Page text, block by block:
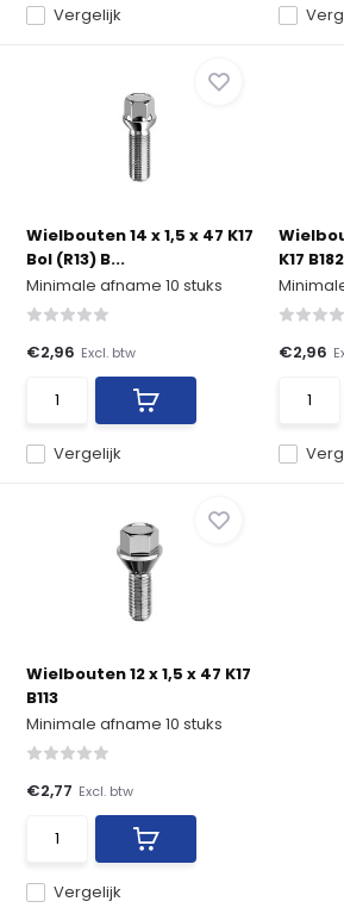
Vergelijk
Wielbouten 14 x 1,5 x 47 K17
Bol (R13) B...
Minimale afname 10 stuks
Vergelijk
€2,96 Excl. btw
K17 B182
€2,96
Wielbouten 12 x 1,5 x 47 K17
B113
Minimale afname 10 stuks
Vergelijk
€2,77 Excl. btw